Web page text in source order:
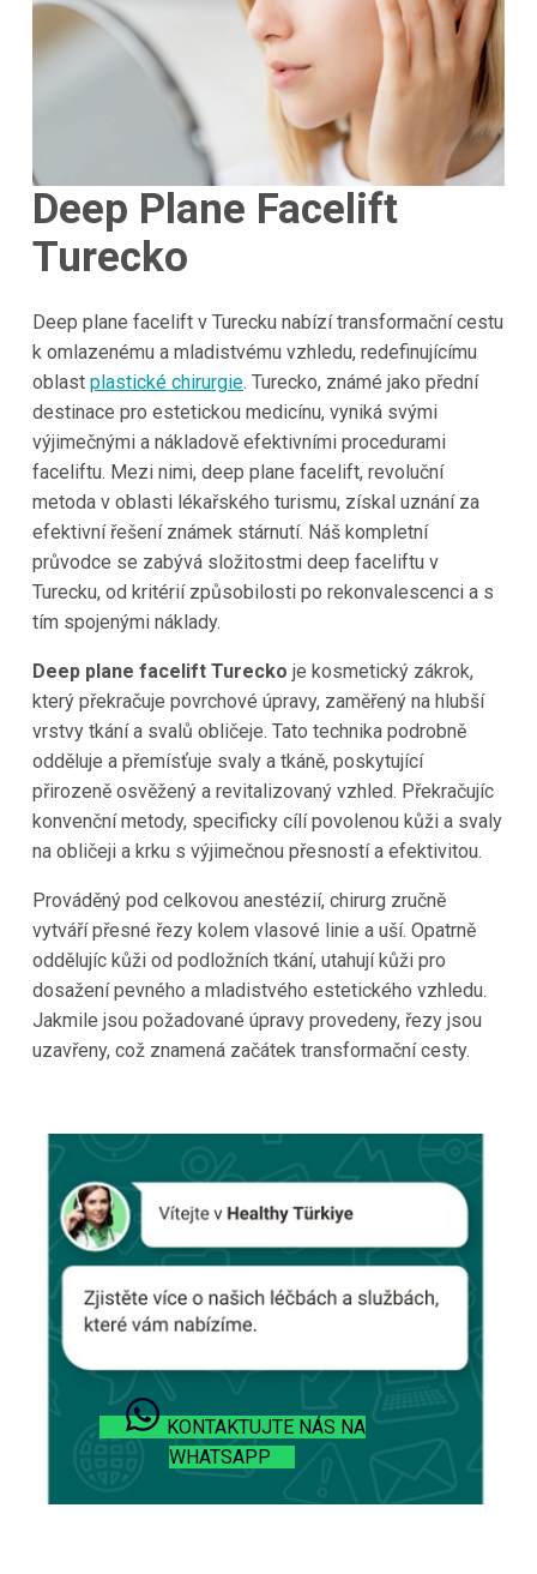
Deep Plane Facelift
Turecko
Deep plane facelift v Turecku nabízí transformační cestu
k omlazenému a mladistvému vzhledu, redefinujícímu
oblast plastické chirurgie. Turecko, známé jako přední
destinace pro estetickou medicínu, vyniká svými
výjimečnými a nákladově efektivními procedurami
faceliftu. Mezi nimi, deep plane facelift, revoluční
metoda v oblasti lékařského turismu, získal uznání za
efektivní řešení známek stárnutí. Náš kompletní
průvodce se zabývá složitostmi deep faceliftu v
Turecku, od kritérií způsobilosti po rekonvalescenci a s
tím spojenými náklady.
Deep plane facelift Turecko je kosmetický zákrok,
který překračuje povrchové úpravy, zaměřený na hlubší
vrstvy tkání a svalů obličeje. Tato technika podrobně
odděluje a přemísťuje svaly a tkáně, poskytující
přirozeně osvěžený a revitalizovaný vzhled. Překračujíc
konvenční metody, specificky cílí povolenou kůži a svaly
na obličeji a krku s výjimečnou přesností a efektivitou.
Prováděný pod celkovou anestézií, chirurg zručně
vytváří přesné řezy kolem vlasové linie a uší. Opatrně
oddělujíc kůži od podložních tkání, utahují kůži pro
dosažení pevného a mladistvého estetického vzhledu.
Jakmile jsou požadované úpravy provedeny, řezy jsou
uzavřeny, což znamená začátek transformační cesty.
KONTAKTUJTE NÁS NA
WHATSAPP